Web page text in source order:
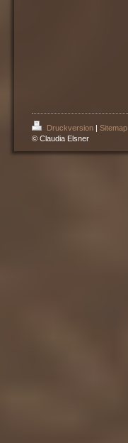
Druckversion | Sitemap
© Claudia Elsner